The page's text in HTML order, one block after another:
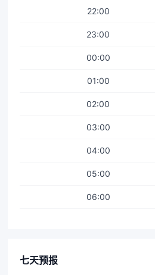
22:00
23:00
00:00
01:00
02:00
03:00
04:00
05:00
06:00
七天预报